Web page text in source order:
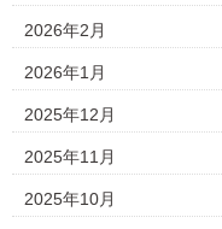
2026年2月
2026年1月
2025年12月
2025年11月
2025年10月